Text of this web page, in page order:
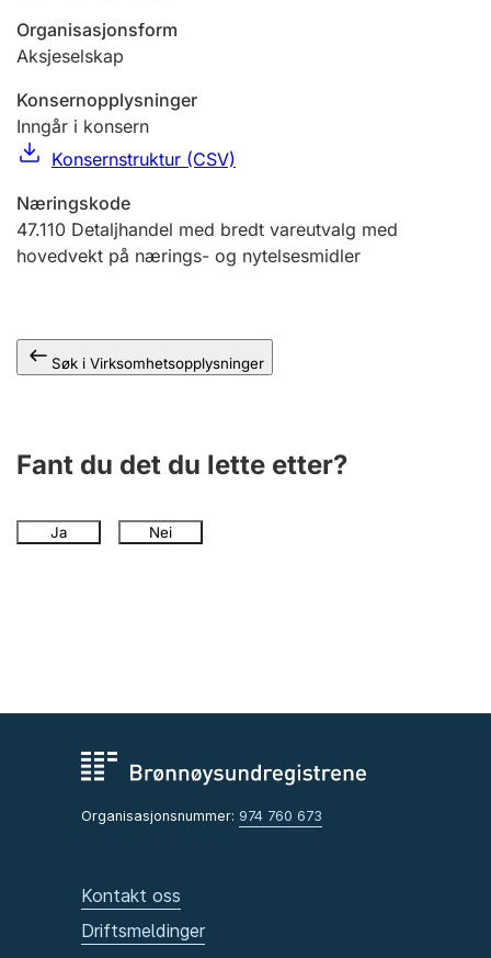
Organisasjonsform
Aksjeselskap
Konsernopplysninger
Inngår i konsern
Konsernstruktur (CSV)
Næringskode
47.110 Detaljhandel med bredt vareutvalg med
hovedvekt på nærings- og nytelsesmidler
Søk i Virksomhetsopplysninger
Fant du det du lette etter?
Ja Nei
Organisasjonsnummer: 974 760 673
Kontakt oss
Driftsmeldinger